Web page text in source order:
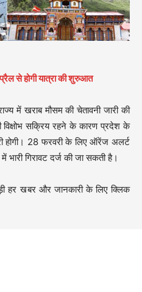
से होगी यात्रा की शुरुआत
में खराब मौसम की चेतावनी जारी की
विक्षोभ सक्रिय रहने के कारण प्रदेश के
होगी। 28 फरवरी के लिए ऑरेंज अलर्ट
भारी गिरावट दर्ज की जा सकती है।
हर खबर और जानकारी के लिए क्लिक